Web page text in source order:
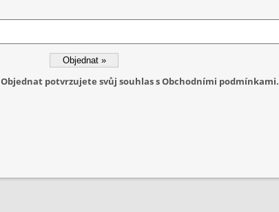
potvrzujete svůj souhlas s Obchodními podmínkami.